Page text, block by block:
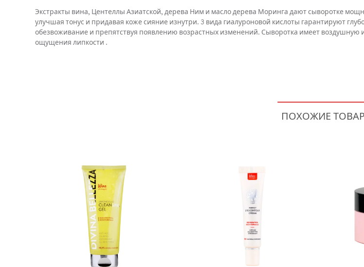
Экстракты вина, Центеллы Азиатской, дерева Ним и масло дерева Моринга дают сыворотке
улучшая тонус и придавая коже сияние изнутри. 3 вида гиалуроновой кислоты гарантируют
обезвоживание и препятствуя появлению возрастных изменений. Сыворотка имеет воздушную
ощущения липкости .
ПОХОЖИЕ